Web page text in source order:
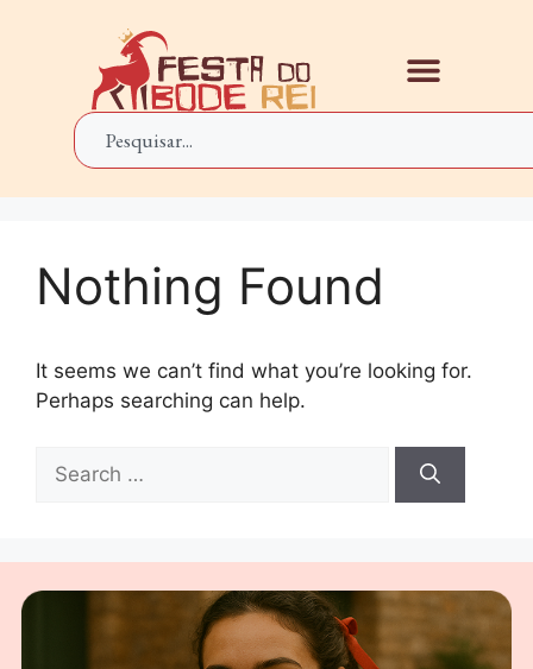
Nothing Found
It seems we can’t find what you’re looking for.
Perhaps searching can help.